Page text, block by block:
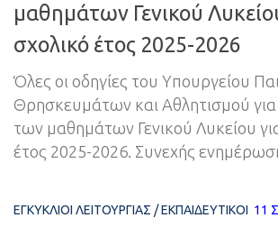
μαθημάτων Γενικού
σχολικό έτος 2025-2026
Όλες οι οδηγίες του Υπουργείου
Θρησκευμάτων και Αθλητισμού για
των μαθημάτων Γενικού Λυκείου
έτος 2025-2026. Συνεχής
ΕΓΚΎΚΛΙΟΙ ΛΕΙΤΟΥΡΓΊΑΣ /ΕΚΠΑΙΔΕΥΤΙΚΟΊ 11